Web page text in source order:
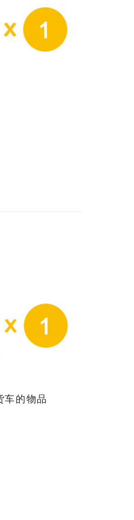
车的物品